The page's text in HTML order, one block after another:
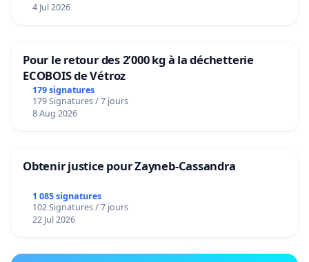
4 Jul 2026
Pour le retour des 2’000 kg à la déchetterie
ECOBOIS de Vétroz
179 signatures
179 Signatures / 7 jours
8 Aug 2026
Obtenir justice pour Zayneb-Cassandra
1 085 signatures
102 Signatures / 7 jours
22 Jul 2026